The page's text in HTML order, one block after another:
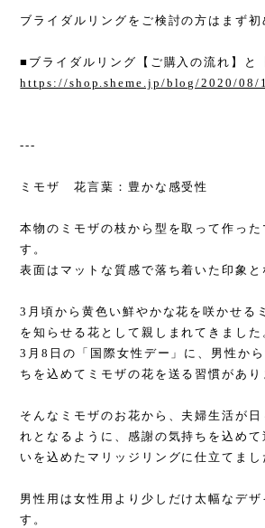
ブライダルリングをご検討の方はまず初
■ブライダルリング【ご購入の流れ】と
https://shop.sheme.jp/blog/2020/08/
---
ミモザ 花言葉：豊かな感受性
本物のミモザの枝から型を取って作っ
す。
表面はマットな質感で落ち着いた印象と
3月頃から黄色い鮮やかな花を咲かせる
を知らせる花として親しまれてきまし
3月8日の「国際女性デー」に、男性か
ちを込めてミモザの花を送る習慣があり
そんなミモザのお花から、夫婦生活が
れとなるように、感謝の気持ちを込め
いを込めたマリッジリングに仕立てまし
男性用は女性用より少しだけ太幅なデザ
す。